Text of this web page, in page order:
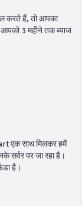
करते हैं, तो आपका
आपको 3 महीने तक ब्याज
एक साथ मिलकर हमें
सर्वर पर जा रहा है।
है।